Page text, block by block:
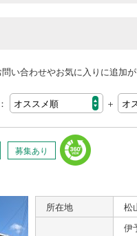
い合わせやお気に入りに追加が
＋
募集あり
所在地 松
伊